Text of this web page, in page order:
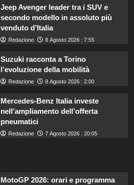
Jeep Avenger leader tra i SUV e
secondo modello in assoluto più
venduto d’Italia
Redazione 8 Agosto 2026 : 7:55
Suzuki racconta a Torino
l’evoluzione della mobilità
Redazione 8 Agosto 2026 : 2:00
Mercedes-Benz Italia investe
nell’ampliamento dell’offerta
pneumatici
Redazione 7 Agosto 2026 : 20:05
MotoGP 2026: orari e programma